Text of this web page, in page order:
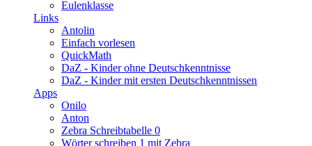
Eulenklasse
Links
Antolin
Einfach vorlesen
QuickMath
DaZ - Kinder ohne Deutschkenntnisse
DaZ - Kinder mit ersten Deutschkenntnissen
Apps
Onilo
Anton
Zebra Schreibtabelle 0
Wörter schreiben 1 mit Zebra